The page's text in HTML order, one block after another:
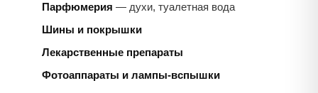
Парфюмерия — духи, туалетная вода
Шины и покрышки
Лекарственные препараты
Фотоаппараты и лампы-вспышки